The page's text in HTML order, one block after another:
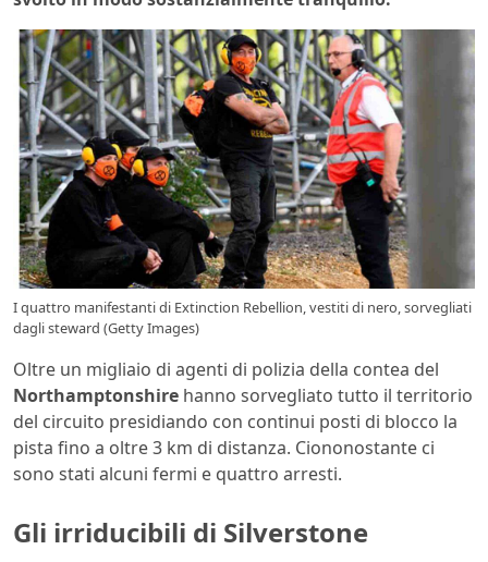
I quattro manifestanti di Extinction Rebellion, vestiti di nero, sorvegliati
dagli steward (Getty Images)
Oltre un migliaio di agenti di polizia della contea del
Northamptonshire hanno sorvegliato tutto il territorio
del circuito presidiando con continui posti di blocco la
pista fino a oltre 3 km di distanza. Ciononostante ci
sono stati alcuni fermi e quattro arresti.
Gli irriducibili di Silverstone